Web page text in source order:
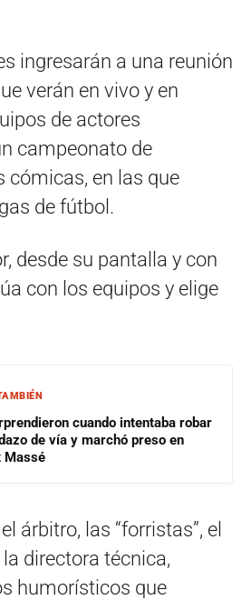
ingresarán a una reunión
verán en vivo y en
de actores
campeonato de
cómicas, en las que
de fútbol.
desde su pantalla y con
con los equipos y elige
cuando intentaba robar
de vía y marchó preso en
Massé
árbitro, las “forristas”, el
directora técnica,
humorísticos que